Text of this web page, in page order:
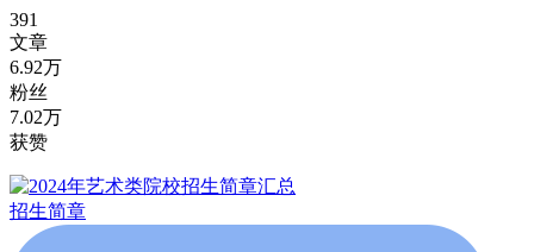
391
文章
6.92万
粉丝
7.02万
获赞
招生简章